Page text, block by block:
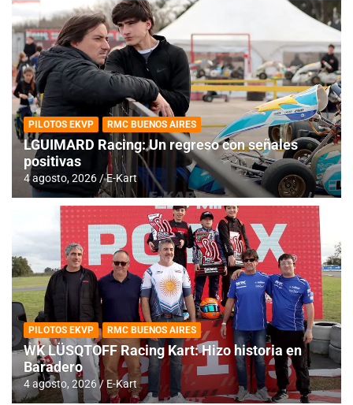
PILOTOS EKVP RMC BUENOS AIRES
LGUIMARD Racing: Un regreso con señales
positivas
4 agosto, 2026 E-Kart
PILOTOS EKVP RMC BUENOS AIRES
WK LÜSQTOFF Racing Kart: Hizo historia en
Baradero
4 agosto, 2026 E-Kart